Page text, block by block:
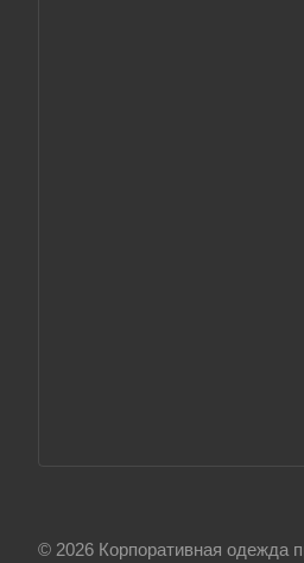
© 2026 Корпоративная одежда